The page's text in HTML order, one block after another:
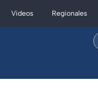
Videos Regionales